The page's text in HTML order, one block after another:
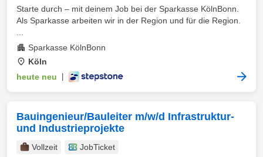
Starte durch – mit deinem Job bei der Sparkasse KölnBonn.
Als Sparkasse arbeiten wir in der Region und für die Region.
Sparkasse KölnBonn
Köln
heute neu
Bauingenieur/Bauleiter m/w/d Infrastruktur-
und Industrieprojekte
Vollzeit
JobTicket